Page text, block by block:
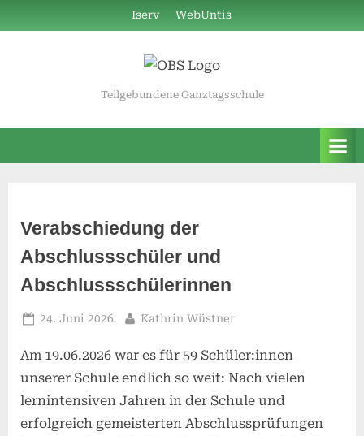
to
Iserv WebUntis
Teilgebundene Ganztagsschule
Verabschiedung der
Abschlussschüler und
Abschlussschülerinnen
Posted
24. Juni 2026 By
Kathrin Wüstner
Am 19.06.2026 war es für 59 Schüler:innen
unserer Schule endlich so weit: Nach vielen
lernintensiven Jahren in der Schule und
erfolgreich gemeisterten Abschlussprüfungen